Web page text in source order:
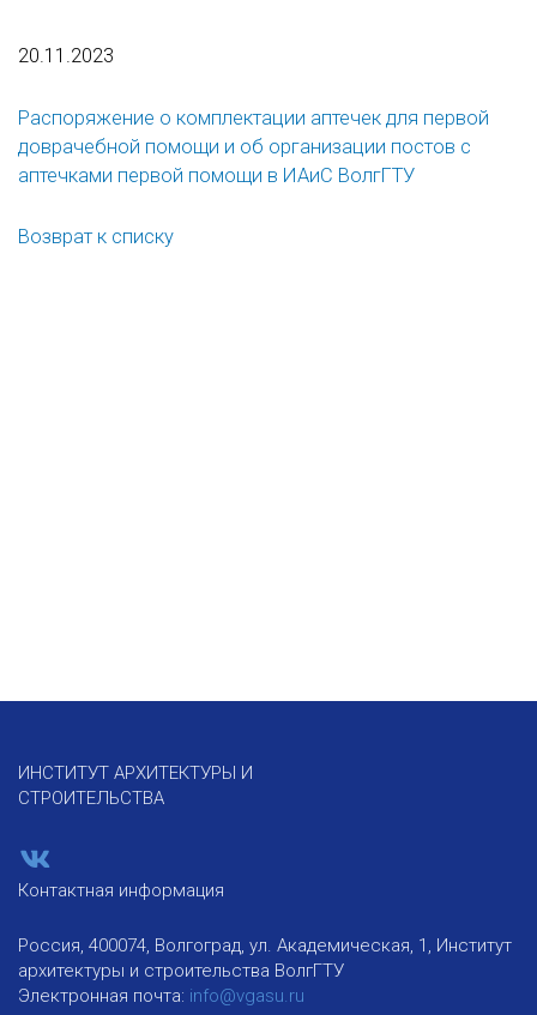
20.11.2023
Распоряжение о комплектации аптечек для первой
доврачебной помощи и об организации постов с
аптечками первой помощи в ИАиС ВолгГТУ
Возврат к списку
ИНСТИТУТ АРХИТЕКТУРЫ И
СТРОИТЕЛЬСТВА
Контактная информация
Россия, 400074, Волгоград, ул. Академическая, 1, Институт
архитектуры и строительства ВолгГТУ
Электронная почта: info@vgasu.ru